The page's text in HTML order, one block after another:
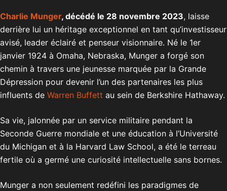
Charlie Munger, décédé le 28 novembre 2023, laisse
derrière lui un héritage exceptionnel en tant qu’investisseur
avisé, leader éclairé et penseur visionnaire. Né le 1er
janvier 1924 à Omaha, Nebraska, Munger a forgé son
chemin à travers une jeunesse marquée par la Grande
Dépression pour devenir l’un des partenaires les plus
influents de Warren Buffett au sein de Berkshire Hathaway.
Sa vie, jalonnée par un service militaire pendant la
Seconde Guerre mondiale et une éducation à l’Université
du Michigan et à la Harvard Law School, a été le terreau
fertile où a germé une curiosité intellectuelle sans bornes.
Munger a non seulement redéfini les paradigmes de